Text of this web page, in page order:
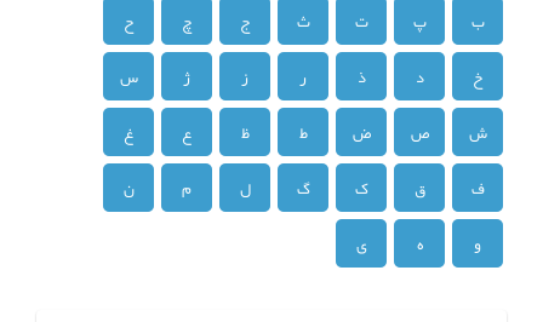
ب
پ ت ث ج چ
ح
خ
د ذ ر ز ژ
س
ش
ص ض ط ظ ع
غ
ف
ق ک گ ل م
ن
و
ه ی